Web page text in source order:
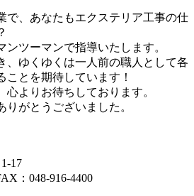
で、あなたもエクステリア工事の仕
ンツーマンで指導いたします。
、ゆくゆくは一人前の職人として各
とを期待しています！
心よりお待ちしております。
がとうございました。
17
：048-916-4400